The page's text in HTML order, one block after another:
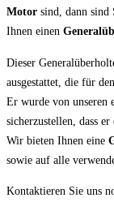
Motor sind, dann sind
Ihnen einen
Dieser
ausgestattet, die für
Er wurde von unseren
sicherzustellen, dass
Wir bieten Ihnen eine
sowie auf alle
Kontaktieren Sie uns